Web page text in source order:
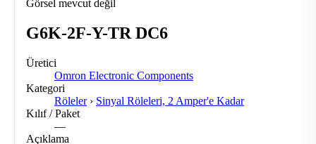
Görsel mevcut değil
G6K-2F-Y-TR DC6
Üretici
Omron Electronic Components
Kategori
Röleler › Sinyal Röleleri, 2 Amper'e Kadar
Kılıf / Paket
—
Açıklama